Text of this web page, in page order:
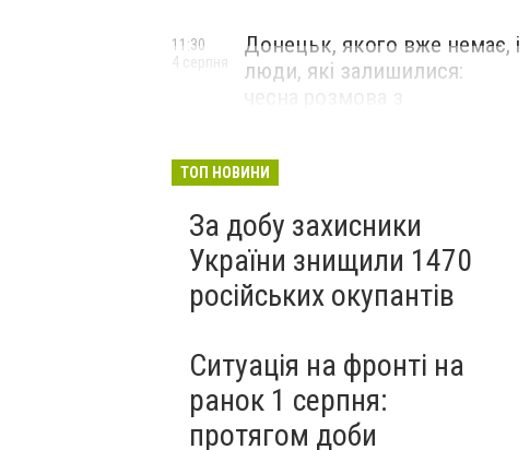
Донецьк, якого вже немає, і
люди, які залишилися:
11:30
4 серпня
ТОП НОВИНИ
За добу захисники
України знищили 1470
російських окупантів
Ситуація на фронті на
ранок 1 серпня:
протягом доби